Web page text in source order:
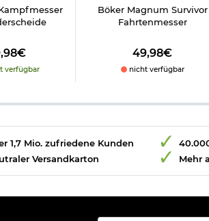
verfügbar
Böker Magnum Survivor
Fahrtenmesser
49,98€
nicht verfügbar
1,7 Mio. zufriedene Kunden
Versandkarton
Mehr